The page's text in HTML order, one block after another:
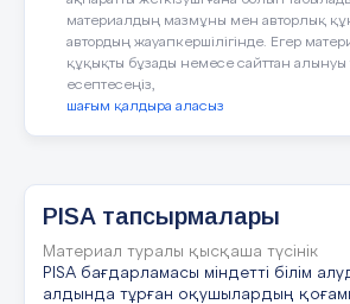
материалдың мазмұны мен авторлық
автордың жауапкершілігінде. Егер
құқықты бұзады немесе сайттан алынуы
есептесеңіз,
шағым қалдыра аласыз
PISA тапсырмалары
Материал туралы қысқаша түсінік
PISA бағдарламасы міндетті білім
алдында тұрған оқушылардың